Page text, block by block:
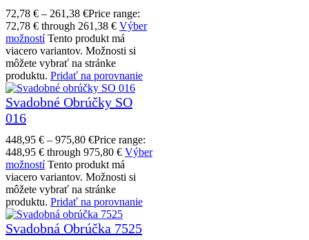
72,78 € – 261,38 €Price range:
72,78 € through 261,38 € Výber
možností Tento produkt má
viacero variantov. Možnosti si
môžete vybrať na stránke
produktu. Pridať na porovnanie
Svadobné Obrúčky SO
016
448,95 € – 975,80 €Price range:
448,95 € through 975,80 € Výber
možností Tento produkt má
viacero variantov. Možnosti si
môžete vybrať na stránke
produktu. Pridať na porovnanie
Svadobná Obrúčka 7525